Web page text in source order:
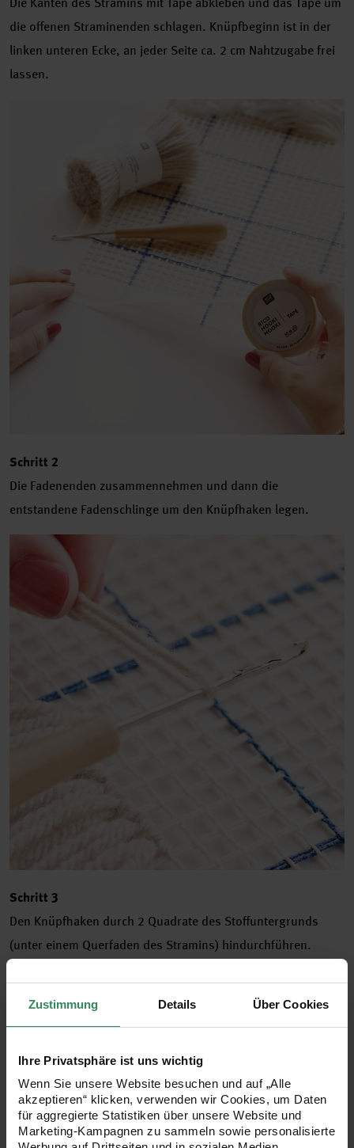
Zustimmung Details Über Cookies
Ihre Privatsphäre ist uns wichtig
Wenn Sie unsere Website besuchen und auf „Alle
akzeptieren“ klicken, verwenden wir Cookies, um Daten
für aggregierte Statistiken über unsere Website und
Marketing-Kampagnen zu sammeln sowie personalisierte
die offenen Straminenden schlagen. Knüpfbeginn ist in der
linken unteren Ecke, an jeder Seite ca. 2 cm Nahtzugabe frei
lassen.
Schritt 2
Die Fadenenden zusammennehmen und dann die
entstandene Fadenschlinge um den Knüpfhaken legen.
Schritt 3
Den Knüpfhaken durch 2 Quadrate des Stoffuntergrunds
(unter einem Querfaden des Stramins) hindurchführen.